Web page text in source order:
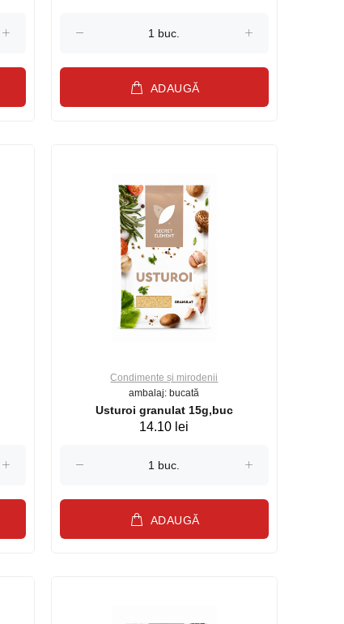
ADAUGĂ
Condimente și mirodenii
ambalaj: bucată
Usturoi granulat 15g,buc
14.10 lei
ADAUGĂ